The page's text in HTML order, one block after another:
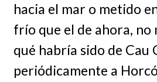
hacia el mar o metido
frío que el de ahora, no
qué habría sido de Cau
periódicamente a